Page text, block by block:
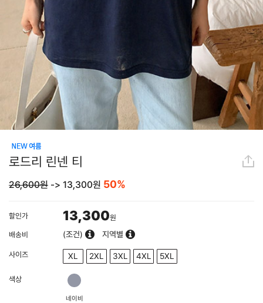
로드리 린넨 티
26,600원 -> 13,300원 50%
할인가 13,300원
배송비
(조건) 지역별
사이즈 XL 2XL 3XL 4XL 5XL
색상
네이비